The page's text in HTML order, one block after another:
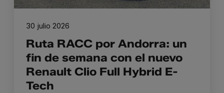
Ruta RACC por Andorra: un
fin de semana con el nuevo
Renault Clio Full Hybrid E-
Tech
30 julio 2026